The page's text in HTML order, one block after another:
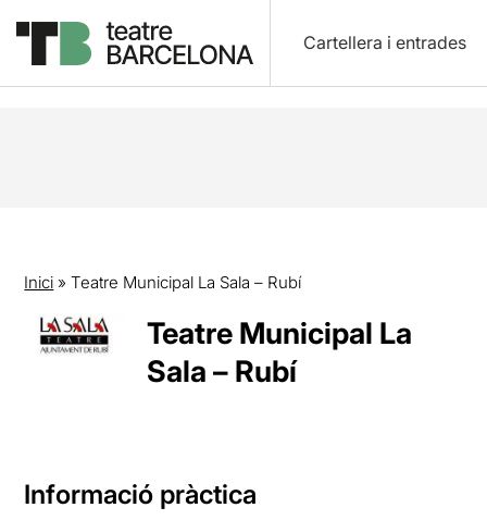
Cartellera i entrades
Inici »Teatre Municipal La Sala – Rubí
Teatre Municipal La
Sala – Rubí
Informació pràctica